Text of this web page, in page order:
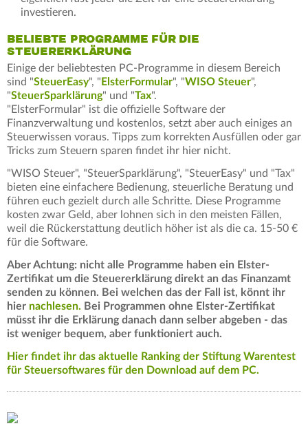
investieren.
BELIEBTE PROGRAMME FÜR DIE
STEUERERKLÄRUNG
Einige der beliebtesten PC-Programme in diesem Bereich
sind "SteuerEasy", " ElsterFormular", "WISO Steuer",
"SteuerSparklärung" und "Tax".
"ElsterFormular" ist die offizielle Software der
Finanzverwaltung und kostenlos, setzt aber auch einiges an
Steuerwissen voraus. Tipps zum korrekten Ausfüllen oder gar
Tricks zum Steuern sparen findet ihr hier nicht.
"WISO Steuer", "SteuerSparklärung", "SteuerEasy" und "Tax"
bieten eine einfachere Bedienung, steuerliche Beratung und
führen euch gezielt durch alle Schritte. Diese Programme
kosten zwar Geld, aber lohnen sich in den meisten Fällen,
weil die Rückerstattung deutlich höher ist als die ca. 15-50 €
für die Software.
Aber Achtung: nicht alle Programme haben ein Elster-
Zertifikat um die Steuererklärung direkt an das Finanzamt
senden zu können. Bei welchen das der Fall ist, könnt ihr
hier nachlesen. Bei Programmen ohne Elster-Zertifikat
müsst ihr die Erklärung danach dann selber abgeben - das
ist weniger bequem, aber funktioniert auch.
Hier findet ihr das aktuelle Ranking der Stiftung Warentest
für Steuersoftwares für den Download auf dem PC.